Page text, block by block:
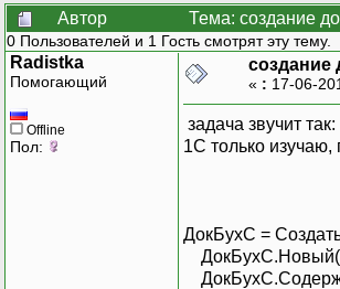
Автор
Тема: создание
0 Пользователей и 1 Гость смотрят эту тему.
Radistka
Помогающий
Offline
Пол:
создание
« : 17-06-
задача звучит
1С только изучаю,
ДокБухС =